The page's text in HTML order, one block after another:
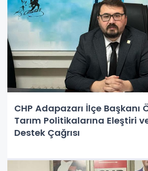
CHP Adapazarı İlçe Başkanı
Tarım Politikalarına Eleştiri
Destek Çağrısı